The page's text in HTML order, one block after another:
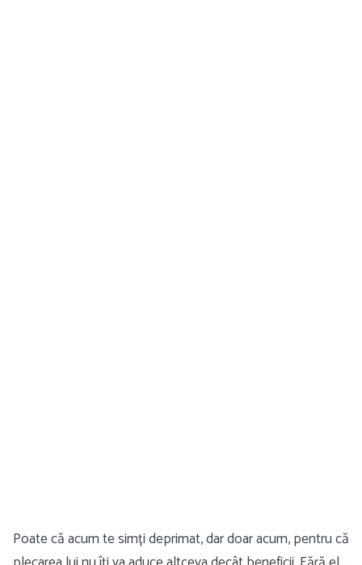
Poate că acum te simți deprimat, dar doar acum, pentru că